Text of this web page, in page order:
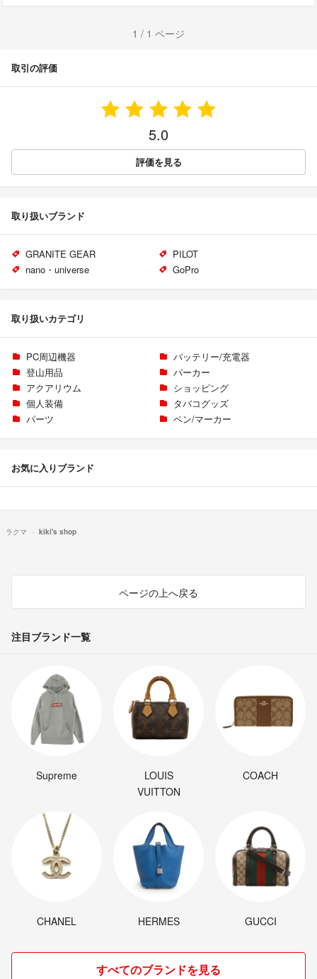
1 / 1 ページ
取引の評価
5.0
評価を見る
取り扱いブランド
GRANITE GEAR
PILOT
nano・universe
GoPro
取り扱いカテゴリ
PC周辺機器
バッテリー/充電器
登山用品
パーカー
アクアリウム
ショッピング
個人装備
タバコグッズ
パーツ
ペン/マーカー
お気に入りブランド
ラクマ kiki's shop
ページの上へ戻る
注目ブランド一覧
Supreme
LOUIS
VUITTON
COACH
CHANEL HERMES GUCCI
すべてのブランドを見る